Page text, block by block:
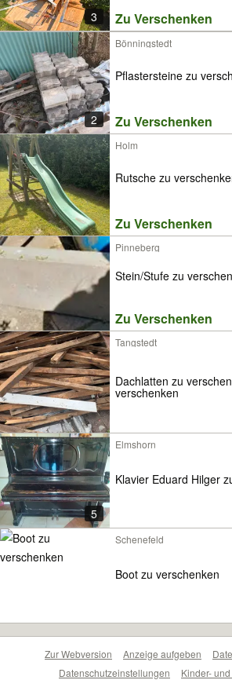
3 Zu Verschenken
2
Bönningstedt
Pflastersteine zu
Zu Verschenken
Holm
Rutsche zu
Zu Verschenken
Pinneberg
Stein/Stufe zu
Zu Verschenken
Tangstedt
Dachlatten zu
verschenken
5
Elmshorn
Klavier Eduard Hilger
Schenefeld
Boot zu verschenken
Zur Webversion Anzeige aufgeben
Datenschutzeinstellungen
Kinder-